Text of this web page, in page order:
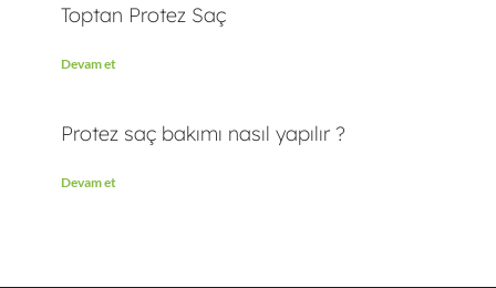
Toptan Protez Saç
Devam et
Protez saç bakımı nasıl yapılır ?
Devam et